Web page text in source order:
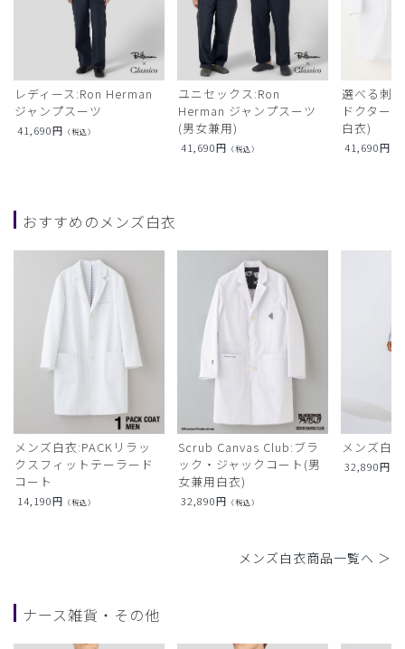
レディース:Ron Herman
ジャンプスーツ
41,690円 （税込）
ユニセックス:Ron
Herman ジャンプスーツ
(男女兼用)
41,690円 （税込）
選べる刺
ドクター
白衣)
41,690円
おすすめのメンズ白衣
メンズ白衣:PACKリラッ
クスフィットテーラード
コート
14,190円 （税込）
Scrub Canvas Club:ブラ
ック・ジャックコート(男
女兼用白衣)
32,890円 （税込）
メンズ白
32,890円
メンズ白衣商品一覧へ ＞
ナース雑貨・その他